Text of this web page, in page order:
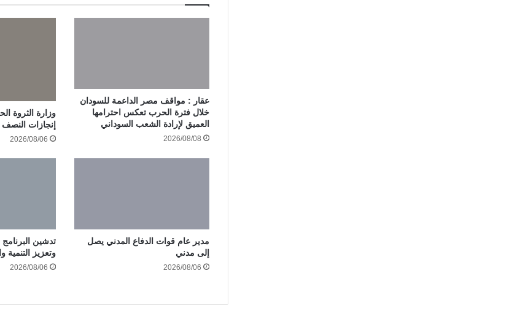
عقار : مواقف مصر الداعمة للسودان
خلال فترة الحرب تعكس احترامها
العميق لإرادة الشعب السوداني
2026/08/08
وزارة الثروة
إنجازات النصف
2026/08/06
مدير عام قوات الدفاع المدني يصل
إلى مدني
2026/08/06
تدشين البرنامج
وتعزيز التنمية
2026/08/06